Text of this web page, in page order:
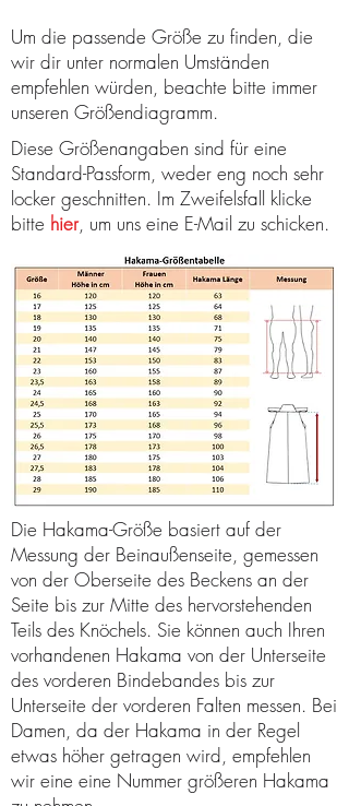
Um die passende Größe zu finden, die
wir dir unter normalen Umständen
empfehlen würden, beachte bitte immer
unseren Größendiagramm.
Diese Größenangaben sind für eine
Standard-Passform, weder eng noch sehr
locker geschnitten. Im Zweifelsfall klicke
bitte hier, um uns eine E-Mail zu schicken.
Die Hakama-Größe basiert auf der
Messung der Beinaußenseite, gemessen
von der Oberseite des Beckens an der
Seite bis zur Mitte des hervorstehenden
Teils des Knöchels. Sie können auch Ihren
vorhandenen Hakama von der Unterseite
des vorderen Bindebandes bis zur
Unterseite der vorderen Falten messen. Bei
Damen, da der Hakama in der Regel
etwas höher getragen wird, empfehlen
wir eine eine Nummer größeren Hakama